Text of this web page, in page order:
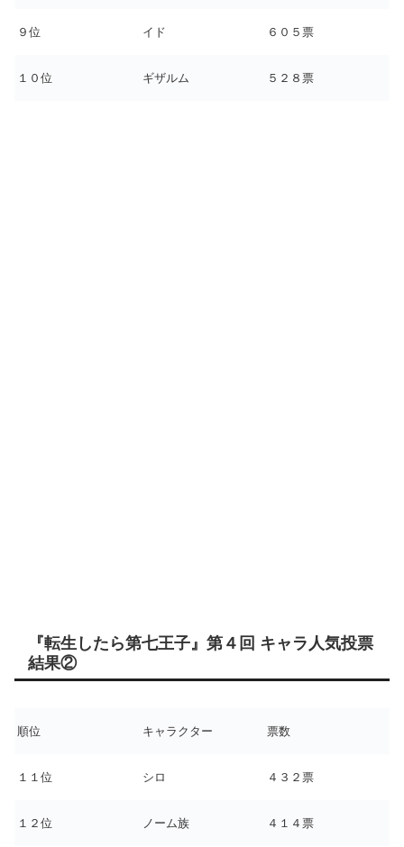
９位 イド ６０５票
１０位 ギザルム ５２８票
『転生したら第七王子』第４回 キャラ人気投票
結果②
順位 キャラクター 票数
１１位 シロ ４３２票
１２位 ノーム族 ４１４票